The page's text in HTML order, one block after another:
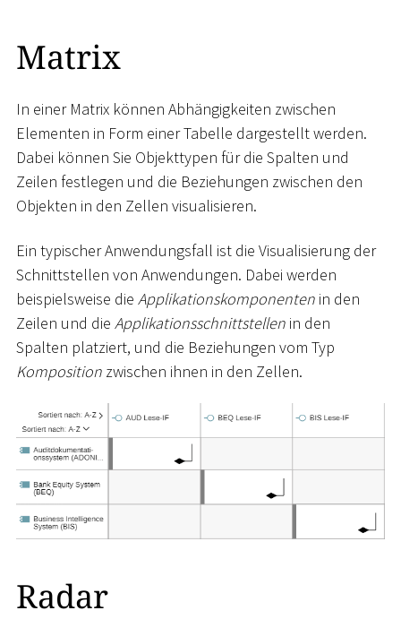
Matrix
In einer Matrix können Abhängigkeiten zwischen
Elementen in Form einer Tabelle dargestellt werden.
Dabei können Sie Objekttypen für die Spalten und
Zeilen festlegen und die Beziehungen zwischen den
Objekten in den Zellen visualisieren.
Ein typischer Anwendungsfall ist die Visualisierung der
Schnittstellen von Anwendungen. Dabei werden
beispielsweise die Applikationskomponenten in den
Zeilen und die Applikationsschnittstellen in den
Spalten platziert, und die Beziehungen vom Typ
Komposition zwischen ihnen in den Zellen.
Radar